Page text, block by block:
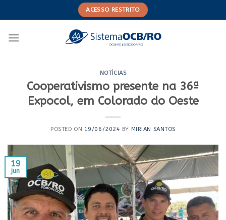
to
ACESSO RESTRITO
NOTÍCIAS
Cooperativismo presente na 36ª
Expocol, em Colorado do Oeste
POSTED ON 19/06/2024 BY MIRIAN SANTOS
19
jun